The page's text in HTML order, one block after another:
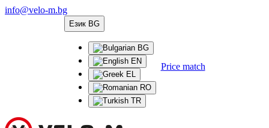
info@velo-m.bg
Език BG
BG
EN
EL
RO
TR
Price match